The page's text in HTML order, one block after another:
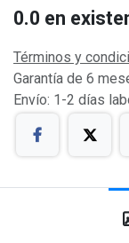
0.0 en
Términos y
Garantía de 6
Envío: 1-2 días